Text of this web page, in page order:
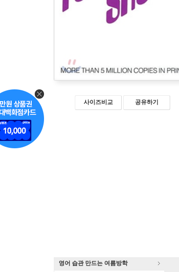
사이즈비교 공유하기
영어 습관 만드는 여름방학